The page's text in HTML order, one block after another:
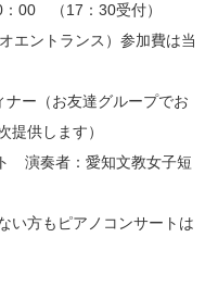
00 （17：30受付）
トランス）参加費は当
ー（お友達グループでお
提供します）
演奏者：愛知文教女子短
い方もピアノコンサートは